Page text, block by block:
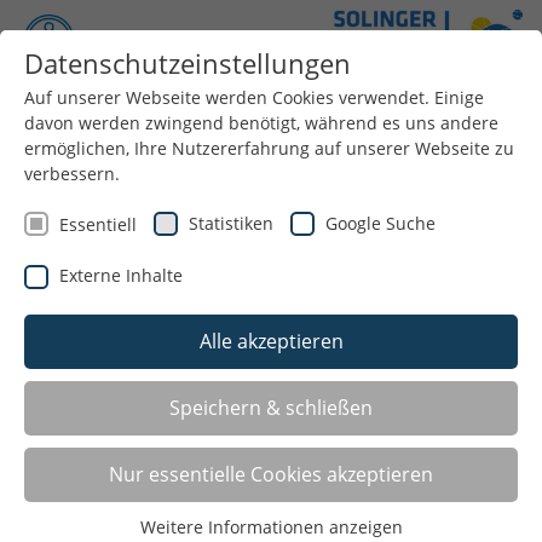
Menü
Aktuelles
Aktuelles
Datenschutzeinstellungen
Auf unserer Webseite werden Cookies verwendet. Einige
davon werden zwingend benötigt, während es uns andere
ermöglichen, Ihre Nutzererfahrung auf unserer Webseite zu
verbessern.
Essentiell Statistiken Google Suche
Externe Inhalte
Alle akzeptieren
Speichern & schließen
Nur essentielle Cookies akzeptieren
Weitere Informationen anzeigen